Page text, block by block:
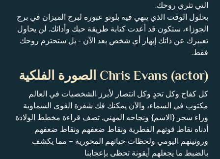
التي تثري روحك.
بحلول الوقت الذي ينهي فيه بلوتو عبوره لبرج الميزان في برج
الجوزاء، ستكون قد أعدت كتابة طريقة حبك وأدائك. لن يحاول
تعبيرك عن ذاتك إبهار أي شخص بعد الآن - بل ستحترم روحك
فقط.
Chris Evans (actor) الصورة الفلكية
كل كفاح وكل تحدٍ وكل انتصار لأبرز الشخصيات في العالم
مكتوب في السماء، والآن يمكنك فك شفرة القوى السماوية
وراء سحر {الاسم} ونجاحه المهني. تصف قراءة مخطط الولادة
أدناه نقاط قوتهم الفطرية ونقاط ضعفهم ونقاط ضعفهم
وروتينهم اليومي ولحظات حياتهم المحورية – مما يكشف
بالضبط ما يجعلهم أيقونة تحظى بإعجابنا